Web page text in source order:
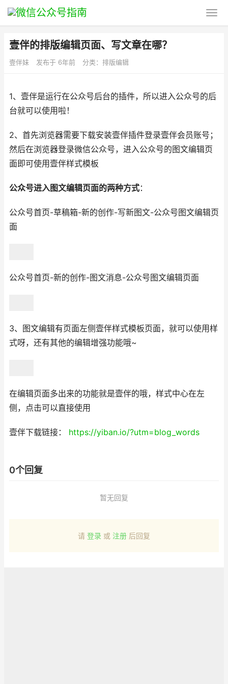
壹伴的排版编辑页面、写文章在哪？
壹伴妹 发布于 6年前 分类： 排版编辑
1、壹伴是运行在公众号后台的插件，所以进入公众号的后
台就可以使用啦！
2、首先浏览器需要下载安装壹伴插件登录壹伴会员账号；
然后在浏览器登录微信公众号，进入公众号的图文编辑页
面即可使用壹伴样式模板
公众号进入图文编辑页面的两种方式：
公众号首页-草稿箱-新的创作-写新图文-公众号图文编辑页
面
公众号首页-新的创作-图文消息-公众号图文编辑页面
3、图文编辑有页面左侧壹伴样式模板页面，就可以使用样
式呀，还有其他的编辑增强功能哦~
在编辑页面多出来的功能就是壹伴的哦，样式中心在左
侧，点击可以直接使用
壹伴下载链接： https://yiban.io/?utm=blog_words
0个回复
暂无回复
请 登录 或 注册 后回复